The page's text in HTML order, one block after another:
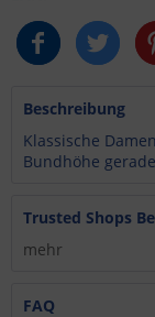
Beschreibung
Klassische
Bundhöhe
Trusted Shops
mehr
FAQ